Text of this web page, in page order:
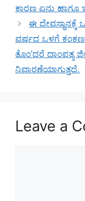
ಕಾರಣ ಏನು ಹಾಗೂ
ಈ
ವರ್ಷದ ಒಳಗೆ
ತೊಂ’ದರೆ ದಾಂಪತ್ಯ
ನಿವಾರಣೆಯಾಗುತ್ತದೆ.
Leave a